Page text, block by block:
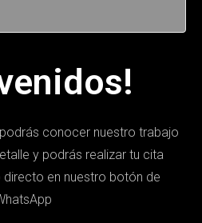
conocer nuestro trabajo
y podrás realizar tu cita
en nuestro botón de